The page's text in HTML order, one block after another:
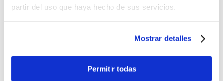
partir del uso que haya hecho de sus servicios.
Mostrar detalles
Permitir todas
% OFF